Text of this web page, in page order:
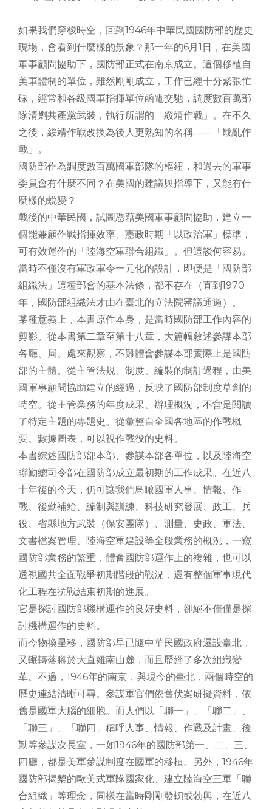
如果我們穿梭時空，回到1946年中華民國國防部的歷史
現場，會看到什麼樣的景象？那一年的6月1日，在美國
軍事顧問協助下，國防部正式在南京成立。這個移植自
美軍體制的單位，雖然剛剛成立，工作已經十分緊張忙
碌，經常和各級國軍指揮單位函電交馳，調度數百萬部
隊清剿共產黨武裝，執行所謂的「綏靖作戰」。在不久
之後，綏靖作戰改換為後人更熟知的名稱――「戡亂作
戰」。
國防部作為調度數百萬國軍部隊的樞紐，和過去的軍事
委員會有什麼不同？在美國的建議與指導下，又能有什
麼樣的蛻變？
戰後的中華民國，試圖憑藉美國軍事顧問協助，建立一
個能兼顧作戰指揮效率、憲政時期「以政治軍」標準，
可有效運作的「陸海空軍聯合組織」。但這談何容易。
當時不僅沒有軍政軍令一元化的設計，即便是「國防部
組織法」這種部會的基本法條，都不存在（直到1970
年，國防部組織法才由在臺北的立法院審議通過）。
某種意義上，本書原件本身，是當時國防部工作內容的
剪影。從本書第二章至第十八章，大篇幅敘述參謀本部
各廳、局、處來觀察，不難體會參謀本部實際上是國防
部的主體。從主管法規、制度、編裝的制訂過程，由美
國軍事顧問協助建立的經過，反映了國防部制度草創的
時空。從主管業務的年度成果、辦理概況，不啻是閱讀
了特定主題的專題史。從彙整自全國各地區的作戰概
要、數據圖表，可以視作戰役的史料。
本書綜述國防部部本部、參謀本部各單位，以及陸海空
聯勤總司令部在國防部成立最初期的工作成果。在近八
十年後的今天，仍可讓我們鳥瞰國軍人事、情報、作
戰、後勤補給、編制與訓練、科技研究發展、政工、兵
役、省縣地方武裝（保安團隊）、測量、史政、軍法、
文書檔案管理、陸海空軍建設等全般業務的概況，一窺
國防部業務的繁重，體會國防部運作上的複雜，也可以
透視國共全面戰爭初期階段的戰況，還有整個軍事現代
化工程在抗戰結束初期的進展。
它是探討國防部機構運作的良好史料，卻絕不僅僅是探
討機構運作的史料。
而今物換星移，國防部早已隨中華民國政府遷設臺北，
又輾轉落腳於大直雞南山麓，而且歷經了多次組織變
革。不過，1946年的南京，與現今的臺北，兩個時空的
歷史連結清晰可尋。參謀軍官們依舊伏案研擬資料，依
舊是國軍大腦的細胞。而人們以「聯一」、「聯二」、
「聯三」、「聯四」稱呼人事、情報、作戰及計畫、後
勤等參謀次長室，一如1946年的國防部第一、二、三、
四廳，都是美軍參謀制度在國軍的移植。另外，1946年
國防部揭櫫的歐美式軍隊國家化、建立陸海空三軍「聯
合組織」等理念，同樣在當時剛剛發軔或勃興，在近八